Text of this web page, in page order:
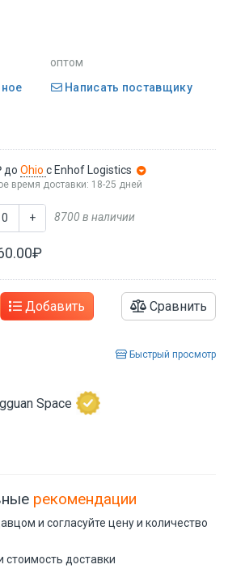
оптом
Написать поставщику
до Ohio с Enhof Logistics
время доставки: 18-25 дней
+ 8700 в наличии
Добавить Сравнить
Быстрый просмотр
Space
рекомендации
и согласуйте цену и количество
стоимость доставки